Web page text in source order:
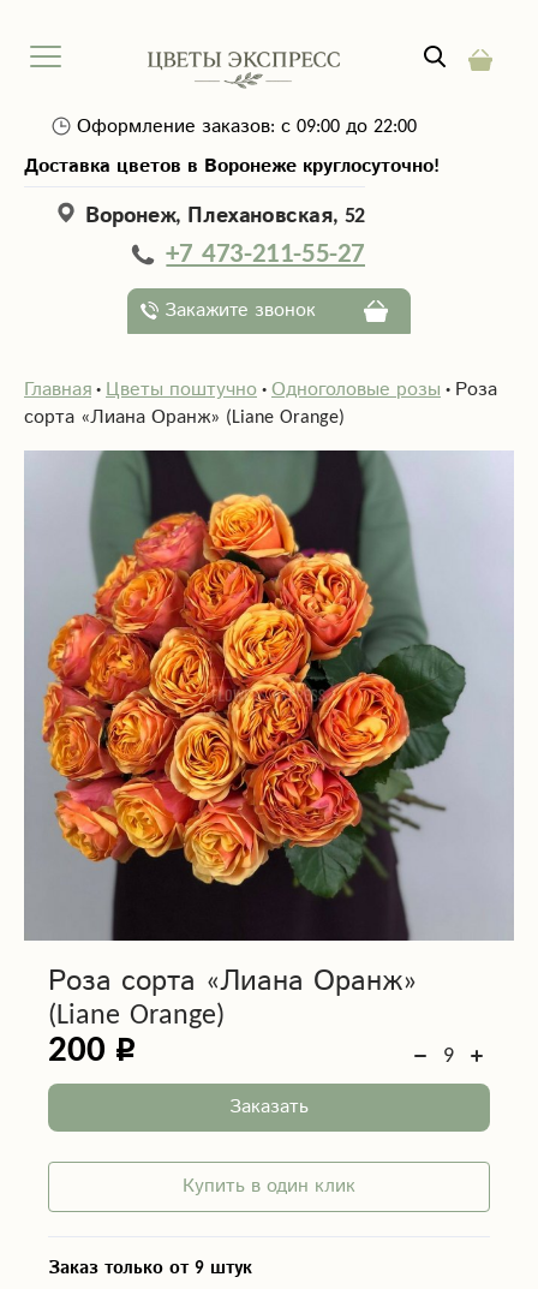
Оформление заказов: с 09:00 до 22:00
Доставка цветов в Воронеже круглосуточно!
Воронеж, Плехановская, 52
+7 473-211-55-27
Закажите звонок
Главная Цветы поштучно Одноголовые розы Роза
сорта «Лиана Оранж» (Liane Orange)
Роза сорта «Лиана Оранж»
(Liane Orange)
200
Заказать
Купить в один клик
Заказ только от 9 штук